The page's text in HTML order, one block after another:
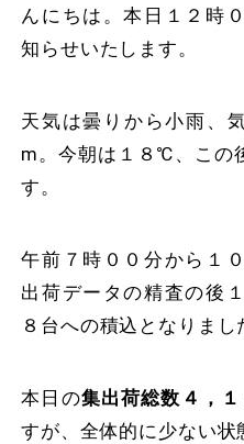
んにちは。本日１２時
知らせいたします。
天気は曇りから小雨、
m。今朝は１８℃、この
す。
午前７時００分から１
出荷データの精査の後
８台への積込となりまし
本日の集出荷総数４，１
すが、全体的に少ない状